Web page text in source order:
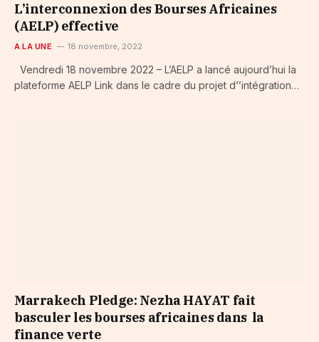
L’interconnexion des Bourses Africaines
(AELP) effective
A LA UNE 18 novembre, 2022
Vendredi 18 novembre 2022 – L’AELP a lancé aujourd’hui la
plateforme AELP Link dans le cadre du projet d’’intégration…
Marrakech Pledge: Nezha HAYAT fait
basculer les bourses africaines dans la
finance verte